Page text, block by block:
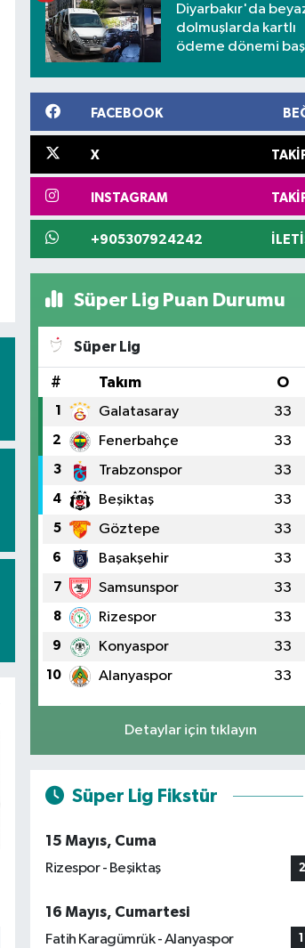
Diyarbakır'da
dolmuşlarda kartlı
ödeme dönemi
FACEBOOK
X
INSTAGRAM
+905307924242
Süper Lig Puan Durumu
Süper Lig
# Takım O
1 Galatasaray 33
2 Fenerbahçe 33
3 Trabzonspor 33
4 Beşiktaş 33
5 Göztepe 33
6 Başakşehir 33
7 Samsunspor 33
8 Rizespor 33
9 Konyaspor 33
10 Alanyaspor 33
Detaylar için tıklayın
Süper Lig Fikstür
15 Mayıs, Cuma
Rizespor - Beşiktaş
16 Mayıs, Cumartesi
Fatih Karagümrük - Alanyaspor